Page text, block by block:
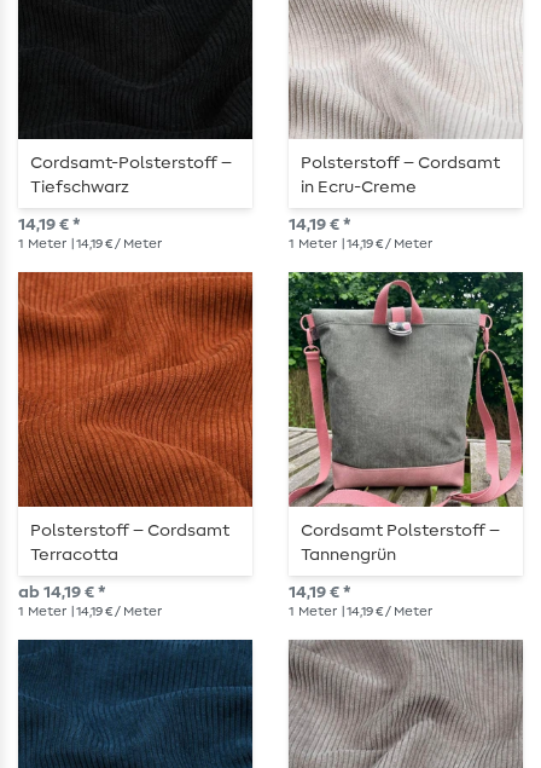
Cordsamt-Polsterstoff –
Tiefschwarz
14,19 € *
1 Meter | 14,19 € / Meter
Polsterstoff – Cordsamt
in Ecru-Creme
14,19 € *
1 Meter | 14,19 € / Meter
Polsterstoff – Cordsamt
Terracotta
ab 14,19 € *
1 Meter | 14,19 € / Meter
Cordsamt Polsterstoff –
Tannengrün
14,19 € *
1 Meter | 14,19 € / Meter